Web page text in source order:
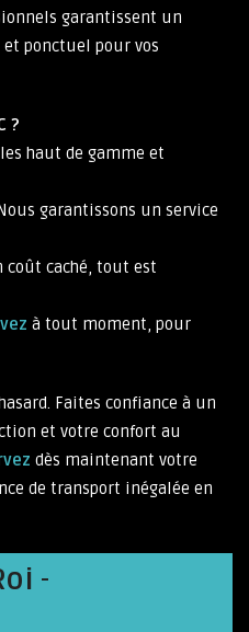
garantissent un
ponctuel pour vos
?
haut de gamme et
garantissons un service
coût caché, tout est
à tout moment, pour
Faites confiance à un
et votre confort au
dès maintenant votre
de transport inégalée en
-